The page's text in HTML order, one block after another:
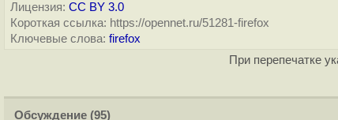
Лицензия: CC BY 3.0
Короткая ссылка: https://opennet.ru/51281-firefox
Ключевые слова: firefox
При перепечатке
Обсуждение (95)